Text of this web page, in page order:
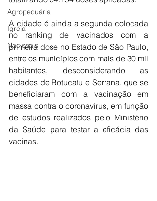
Agropecuária
Igreja
Nacionais
A cidade é ainda a segunda colocada
no ranking de vacinados com a
primeira dose no Estado de São Paulo,
entre os municípios com mais de 30 mil
habitantes, desconsiderando as
cidades de Botucatu e Serrana, que se
beneficiaram com a vacinação em
massa contra o coronavírus, em função
de estudos realizados pelo Ministério
da Saúde para testar a eficácia das
vacinas.